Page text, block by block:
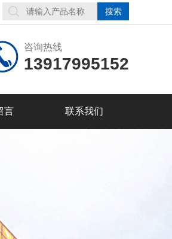
咨询热线
13917995152
言 联系我们